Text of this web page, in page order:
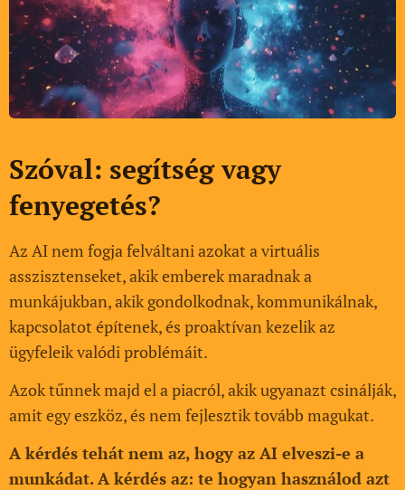
Szóval: segítség vagy
fenyegetés?
Az AI nem fogja felváltani azokat a virtuális
asszisztenseket, akik emberek maradnak a
munkájukban, akik gondolkodnak, kommunikálnak,
kapcsolatot építenek, és proaktívan kezelik az
ügyfeleik valódi problémáit.
Azok tűnnek majd el a piacról, akik ugyanazt csinálják,
amit egy eszköz, és nem fejlesztik tovább magukat.
A kérdés tehát nem az, hogy az AI elveszi-e a
munkádat. A kérdés az: te hogyan használod azt